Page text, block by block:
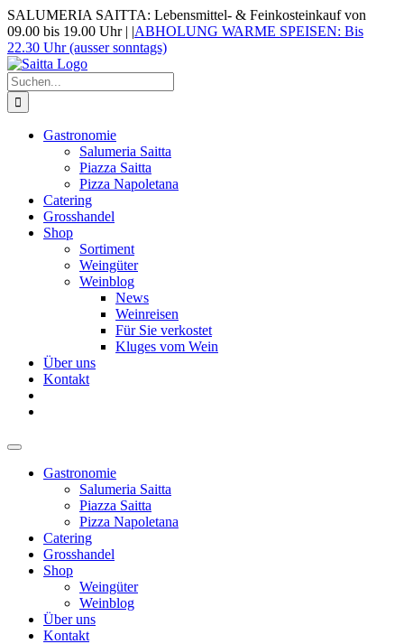
Zum
Inhalt
springen
SALUMERIA SAITTA: Lebensmittel- & Feinkosteinkauf von
09.00 bis 19.00 Uhr | |ABHOLUNG WARME SPEISEN: Bis
22.30 Uhr (ausser sonntags)
Suche
nach:
Gastronomie
Salumeria Saitta
Piazza Saitta
Pizza Napoletana
Catering
Grosshandel
Shop
Sortiment
Weingüter
Weinblog
News
Weinreisen
Für Sie verkostet
Kluges vom Wein
Über uns
Kontakt
Gastronomie
Salumeria Saitta
Piazza Saitta
Pizza Napoletana
Catering
Grosshandel
Shop
Weingüter
Weinblog
Über uns
Kontakt